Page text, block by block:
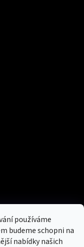
používáme
budeme schopni na
nabídky našich